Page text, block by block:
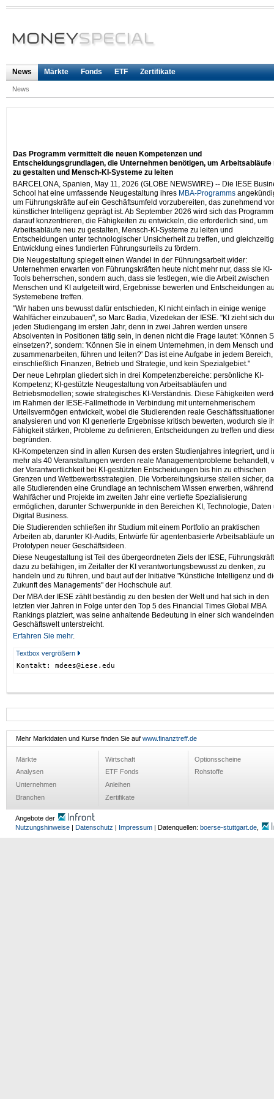
News Märkte Fonds ETF Zertifikate
News
Das Programm vermittelt die neuen Kompetenzen und
Entscheidungsgrundlagen, die Unternehmen benötigen, um Arbeitsabläufe
zu gestalten und Mensch-KI-Systeme zu leiten
BARCELONA, Spanien, May 11, 2026 (GLOBE NEWSWIRE) -- Die IESE
School hat eine umfassende Neugestaltung ihres MBA-Programms
um Führungskräfte auf ein Geschäftsumfeld vorzubereiten, das zunehmend
künstlicher Intelligenz geprägt ist. Ab September 2026 wird sich das Programm
darauf konzentrieren, die Fähigkeiten zu entwickeln, die erforderlich sind, um
Arbeitsabläufe neu zu gestalten, Mensch-KI-Systeme zu leiten und
Entscheidungen unter technologischer Unsicherheit zu treffen, und
Entwicklung eines fundierten Führungsurteils zu fördern.
Die Neugestaltung spiegelt einen Wandel in der Führungsarbeit wider:
Unternehmen erwarten von Führungskräften heute nicht mehr nur, dass sie KI-
Tools beherrschen, sondern auch, dass sie festlegen, wie die Arbeit zwischen
Menschen und KI aufgeteilt wird, Ergebnisse bewerten und Entscheidungen
Systemebene treffen.
"Wir haben uns bewusst dafür entschieden, KI nicht einfach in einige wenige
Wahlfächer einzubauen", so Marc Badia, Vizedekan der IESE. "KI zieht sich
jeden Studiengang im ersten Jahr, denn in zwei Jahren werden unsere
Absolventen in Positionen tätig sein, in denen nicht die Frage lautet: 'Können
einsetzen?', sondern: 'Können Sie in einem Unternehmen, in dem Mensch
zusammenarbeiten, führen und leiten?' Das ist eine Aufgabe in jedem Bereich,
einschließlich Finanzen, Betrieb und Strategie, und kein Spezialgebiet."
Der neue Lehrplan gliedert sich in drei Kompetenzbereiche: persönliche KI-
Kompetenz; KI-gestützte Neugestaltung von Arbeitsabläufen und
Betriebsmodellen; sowie strategisches KI-Verständnis. Diese Fähigkeiten
im Rahmen der IESE-Fallmethode in Verbindung mit unternehmerischem
Urteilsvermögen entwickelt, wobei die Studierenden reale
analysieren und von KI generierte Ergebnisse kritisch bewerten, wodurch sie
Fähigkeit stärken, Probleme zu definieren, Entscheidungen zu treffen und
begründen.
KI-Kompetenzen sind in allen Kursen des ersten Studienjahres integriert, und
mehr als 40 Veranstaltungen werden reale Managementprobleme behandelt,
der Verantwortlichkeit bei KI-gestützten Entscheidungen bis hin zu ethischen
Grenzen und Wettbewerbsstrategien. Die Vorbereitungskurse stellen sicher,
alle Studierenden eine Grundlage an technischem Wissen erwerben, während
Wahlfächer und Projekte im zweiten Jahr eine vertiefte Spezialisierung
ermöglichen, darunter Schwerpunkte in den Bereichen KI, Technologie, Daten
Digital Business.
Die Studierenden schließen ihr Studium mit einem Portfolio an praktischen
Arbeiten ab, darunter KI-Audits, Entwürfe für agentenbasierte Arbeitsabläufe
Prototypen neuer Geschäftsideen.
Diese Neugestaltung ist Teil des übergeordneten Ziels der IESE,
dazu zu befähigen, im Zeitalter der KI verantwortungsbewusst zu denken, zu
handeln und zu führen, und baut auf der Initiative "Künstliche Intelligenz und
Zukunft des Managements" der Hochschule auf.
Der MBA der IESE zählt beständig zu den besten der Welt und hat sich in den
letzten vier Jahren in Folge unter den Top 5 des Financial Times Global MBA
Rankings platziert, was seine anhaltende Bedeutung in einer sich wandelnden
Geschäftswelt unterstreicht.
Erfahren Sie mehr.
Kontakt: mdees@iese.edu
Textbox vergrößern
Mehr Marktdaten und Kurse finden Sie auf www.finanztreff.de
Märkte
Analysen
Unternehmen
Branchen
Wirtschaft
ETF Fonds
Anleihen
Zertifikate
Optionsscheine
Rohstoffe
Angebote der
Nutzungshinweise
Datenschutz Impressum | Datenquellen: boerse-stuttgart.de,